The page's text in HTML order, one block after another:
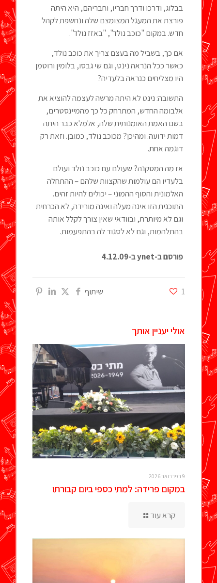
בבלוג, ודרכו ודרך חבריו, וחבריהם, היא היתה
פורצת את המעגל המצומצם שלה ונחשפת לקהל
חדש. במקום "כוכב נולד", "באזז נולד".
אם כך, בשביל מה בעצם צריך את כוכב נולד,
כאשר ככל הנראה נינט, וגם שי גבסו, בלומין ורוטמן
היו מצליחים כנראה בלעדיה?
התשובה: נינט לא היתה מרשה לעצמה להוציא את
אלבומה החדש, המתרחק כל כך מהמיינסטרים,
בשם האמת האומנותית שלה, אלמלא כבר היתה
דמות ידועה. ומהיכן? מכוכב נולד, כמובן. וזאת רק
דוגמה אחת.
אז מה המסקנה? שעולם עם כוכב נולד ועולם
בלעדיו הם עולמות שהקצוות שלהם – ההתחלה
האלמונית והסוף ההמוני – יכולים להיות זהים.
התוכנית הזו אינה מעלה ואינה מורידה, לא הכרחית
וגם לא מיותרת, ובוודאי שאין צורך לקלל אותה
בהתלהמות, וגם לא לסגוד לה בהתפעמות.
פורסם ב-ynetב-4.12.09
שיתוף 1
אולי יעניין אותך
9 בפברואר 2026
במקום פרידה: למתי כספי ביום קבורתו
קרא עוד